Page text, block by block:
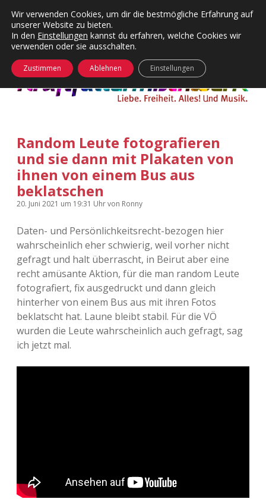
Kategorien
Menü
24 Hours Chilling
Die Wende
KFMW-Disco
kfmw.stuff
Kopfkinomusik
Nur mal so
Täglicher Sinnwahn
Visuelles
Wandnotizen
KFMW-Disco
Dates
Contact
Adventskalender
Dropdown-
Menü
Adventskalender 2010
Adventskalender 2011
Adventskalender 2012
Adventskalender 2013
Adventskalender 2014
Adventskalender 2020
facebook
instagram
rss
öffnen
Random Leute fotografieren
und sie dann mit Plakaten von
ihnen von einem Bus aus
beklatschen
20. Juni 2021 um 19:31 Uhrvon Ronny
Daten- und Persönlichkeitsrecht-bezogen hier
wahrscheinlich eher schwierig, weil vorher nicht
gefragt und halt überrascht, in Beirut aber eine
recht amüsante Aktion, für die man random Leute
fotografiert, fix ausgedruckt und dann gleich
hinterher von einem Bus aus mit ihren Fotos
beklatscht hat. Laune bleibt stabil. Für die VÖ
wurden die Leute wahrscheinlich auch gefragt, sag
ich jetzt mal.
Wir verwenden Cookies, um dir die bestmögliche Erfahrung auf
unserer Website zu bieten.
In den Einstellungen kannst du erfahren, welche Cookies wir
verwenden oder sie ausschalten.
Zustimmen Ablehnen Einstellungen